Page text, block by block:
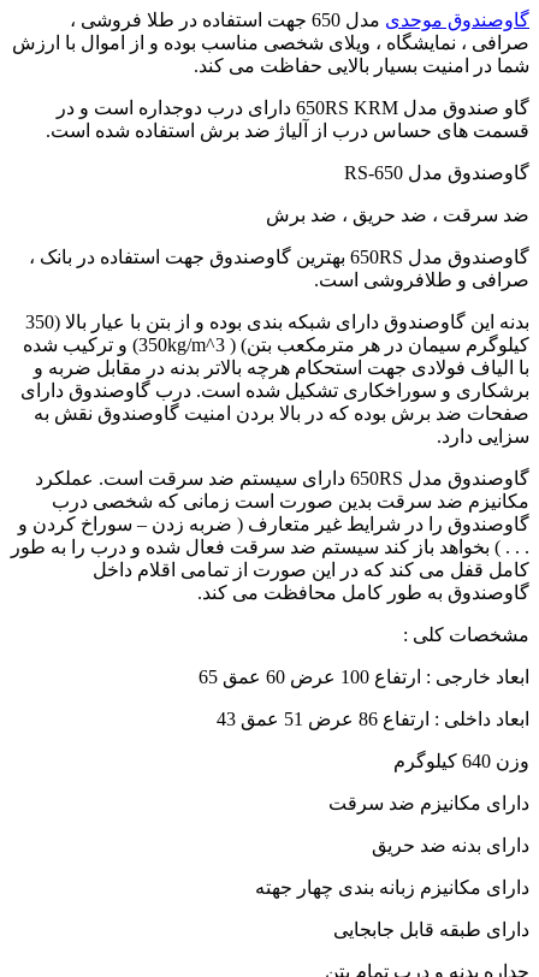
گاوصندوق موحدی
مدل 650 جهت استفاده در طلا فروشی ،
صرافی ، نمایشگاه ، ویلای شخصی مناسب بوده و از اموال با ارزش
شما در امنیت بسیار بالایی حفاظت می کند.
گاو صندوق مدل 650RS KRM دارای درب دوجداره است و در
قسمت های حساس درب از آلیاژ ضد برش استفاده شده است.
گاوصندوق مدل 650-RS
ضد سرقت ، ضد حریق ، ضد برش
گاوصندوق مدل 650RS بهترین گاوصندوق جهت استفاده در بانک ،
صرافی و طلافروشی است.
بدنه این گاوصندوق دارای شبکه بندی بوده و از بتن با عیار بالا (350
کیلوگرم سیمان در هر مترمکعب بتن) ( 350kg/m^3) و ترکیب شده
با الیاف فولادی جهت استحکام هرچه بالاتر بدنه در مقابل ضربه و
برشکاری و سوراخکاری تشکیل شده است. درب گاوصندوق دارای
صفحات ضد برش بوده که در بالا بردن امنیت گاوصندوق نقش به
سزایی دارد.
گاوصندوق مدل 650RS دارای سیستم ضد سرقت است. عملکرد
مکانیزم ضد سرقت بدین صورت است زمانی که شخصی درب
گاوصندوق را در شرایط غیر متعارف ( ضربه زدن – سوراخ کردن و
. . . ) بخواهد باز کند سیستم ضد سرقت فعال شده و درب را به طور
کامل قفل می کند که در این صورت از تمامی اقلام داخل
گاوصندوق به طور کامل محافظت می کند.
مشخصات کلی :
ابعاد خارجی : ارتفاع 100 عرض 60 عمق 65
ابعاد داخلی : ارتفاع 86 عرض 51 عمق 43
وزن 640 کیلوگرم
دارای مکانیزم ضد سرقت
دارای بدنه ضد حریق
دارای مکانیزم زبانه بندی چهار جهته
دارای طبقه قابل جابجایی
جداره بدنه و درب تمام بتن